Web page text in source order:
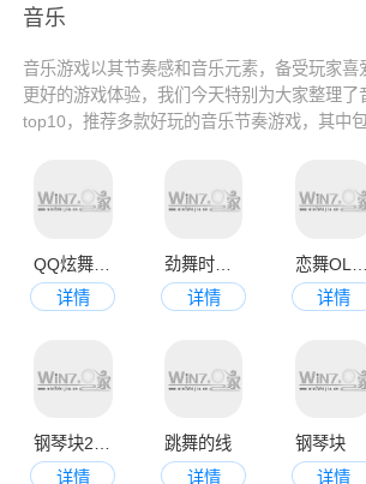
音乐
音乐游戏以其节奏感和音乐元素，备受玩家喜
更好的游戏体验，我们今天特别为大家整理了
top10，推荐多款好玩的音乐节奏游戏，其中
体验。
QQ炫舞官网版
详情
劲舞时代九游版
详情
详情
钢琴块2最新版
详情
跳舞的线
详情
钢琴块
详情